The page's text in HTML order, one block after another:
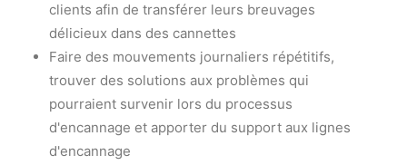
clients afin de transférer leurs breuvages
délicieux dans des cannettes
Faire des mouvements journaliers répétitifs,
trouver des solutions aux problèmes qui
pourraient survenir lors du processus
d'encannage et apporter du support aux lignes
d'encannage